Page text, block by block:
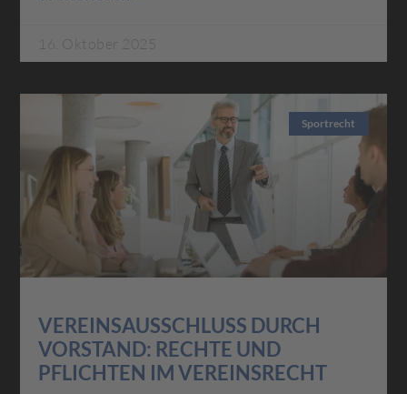
16. Oktober 2025
Sportrecht
VEREINSAUSSCHLUSS DURCH
VORSTAND: RECHTE UND
PFLICHTEN IM VEREINSRECHT